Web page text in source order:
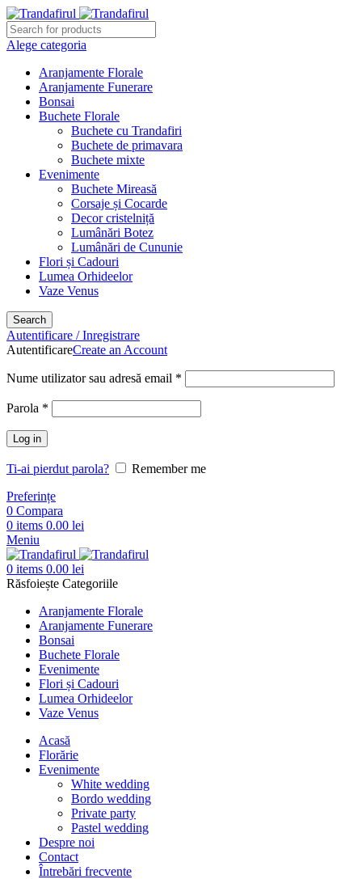
Alege categoria
Aranjamente Florale
Aranjamente Funerare
Bonsai
Buchete Florale
Buchete cu Trandafiri
Buchete de primavara
Buchete mixte
Evenimente
Buchete Mireasă
Corsaje și Cocarde
Decor cristelniță
Lumânări Botez
Lumânări de Cununie
Flori și Cadouri
Lumea Orhideelor
Vaze Venus
Search
Autentificare / Inregistrare
AutentificareCreate an Account
Nume utilizator sau adresă email *
Parola *
Log in
Ti-ai pierdut parola?
Remember me
Preferințe
0 Compara
0 items 0.00 lei
Meniu
0 items 0.00 lei
Răsfoiește Categoriile
Aranjamente Florale
Aranjamente Funerare
Bonsai
Buchete Florale
Evenimente
Flori și Cadouri
Lumea Orhideelor
Vaze Venus
Acasă
Florărie
Evenimente
White wedding
Bordo wedding
Private party
Pastel wedding
Despre noi
Contact
Întrebări frecvente